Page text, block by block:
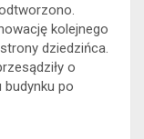
kolejnego
dziedzińca.
o
po